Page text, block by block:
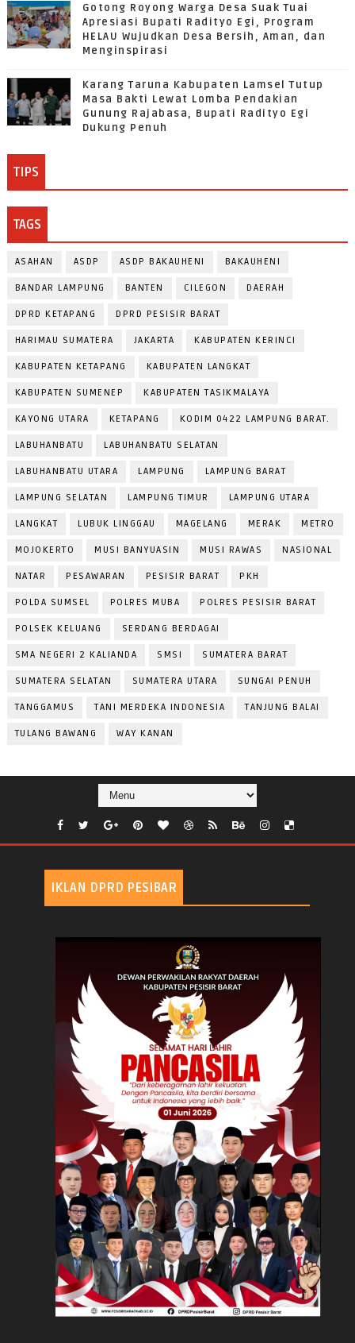
Gotong Royong Warga Desa Suak Tuai
Apresiasi Bupati Radityo Egi, Program
HELAU Wujudkan Desa Bersih, Aman, dan
Menginspirasi
Karang Taruna Kabupaten Lamsel Tutup
Masa Bakti Lewat Lomba Pendakian
Gunung Rajabasa, Bupati Radityo Egi
Dukung Penuh
TIPS
TAGS
ASAHAN ASDP ASDP BAKAUHENI BAKAUHENI
BANDAR LAMPUNG BANTEN CILEGON DAERAH
DPRD KETAPANG DPRD PESISIR BARAT
HARIMAU SUMATERA JAKARTA KABUPATEN KERINCI
KABUPATEN KETAPANG KABUPATEN LANGKAT
KABUPATEN SUMENEP KABUPATEN TASIKMALAYA
KAYONG UTARA KETAPANG KODIM 0422 LAMPUNG BARAT.
LABUHANBATU LABUHANBATU SELATAN
LABUHANBATU UTARA LAMPUNG LAMPUNG BARAT
LAMPUNG SELATAN LAMPUNG TIMUR LAMPUNG UTARA
LANGKAT LUBUK LINGGAU MAGELANG MERAK METRO
MOJOKERTO MUSI BANYUASIN MUSI RAWAS NASIONAL
NATAR PESAWARAN PESISIR BARAT PKH
POLDA SUMSEL POLRES MUBA POLRES PESISIR BARAT
POLSEK KELUANG SERDANG BERDAGAI
SMA NEGERI 2 KALIANDA SMSI SUMATERA BARAT
SUMATERA SELATAN SUMATERA UTARA SUNGAI PENUH
TANGGAMUS TANI MERDEKA INDONESIA TANJUNG BALAI
TULANG BAWANG WAY KANAN
IKLAN DPRD PESIBAR